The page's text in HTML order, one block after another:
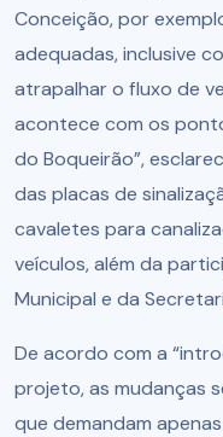
Conceição, por
adequadas, inclusive
atrapalhar o fluxo de
acontece com os
do Boqueirão”,
das placas de
cavaletes para
veículos, além da
Municipal e da
De acordo com a
projeto, as mudanças
que demandam